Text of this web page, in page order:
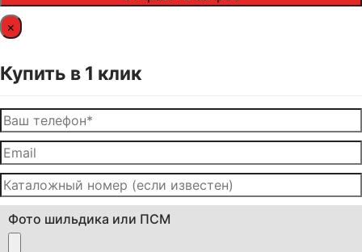
×
Купить в 1 клик
Фото шильдика или ПСМ